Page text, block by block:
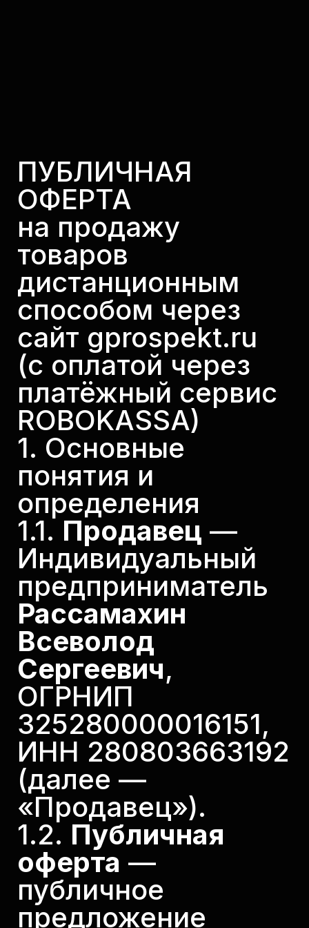
ПУБЛИЧНАЯ
ОФЕРТА
на продажу
товаров
дистанционным
способом через
сайт gprospekt.ru
(с оплатой через
платёжный сервис
ROBOKASSA)
1. Основные
понятия и
определения
1.1. Продавец —
Индивидуальный
предприниматель
Рассамахин
Всеволод
Сергеевич,
ОГРНИП
325280000016151,
ИНН 280803663192
(далее —
«Продавец»).
1.2. Публичная
оферта —
публичное
предложение